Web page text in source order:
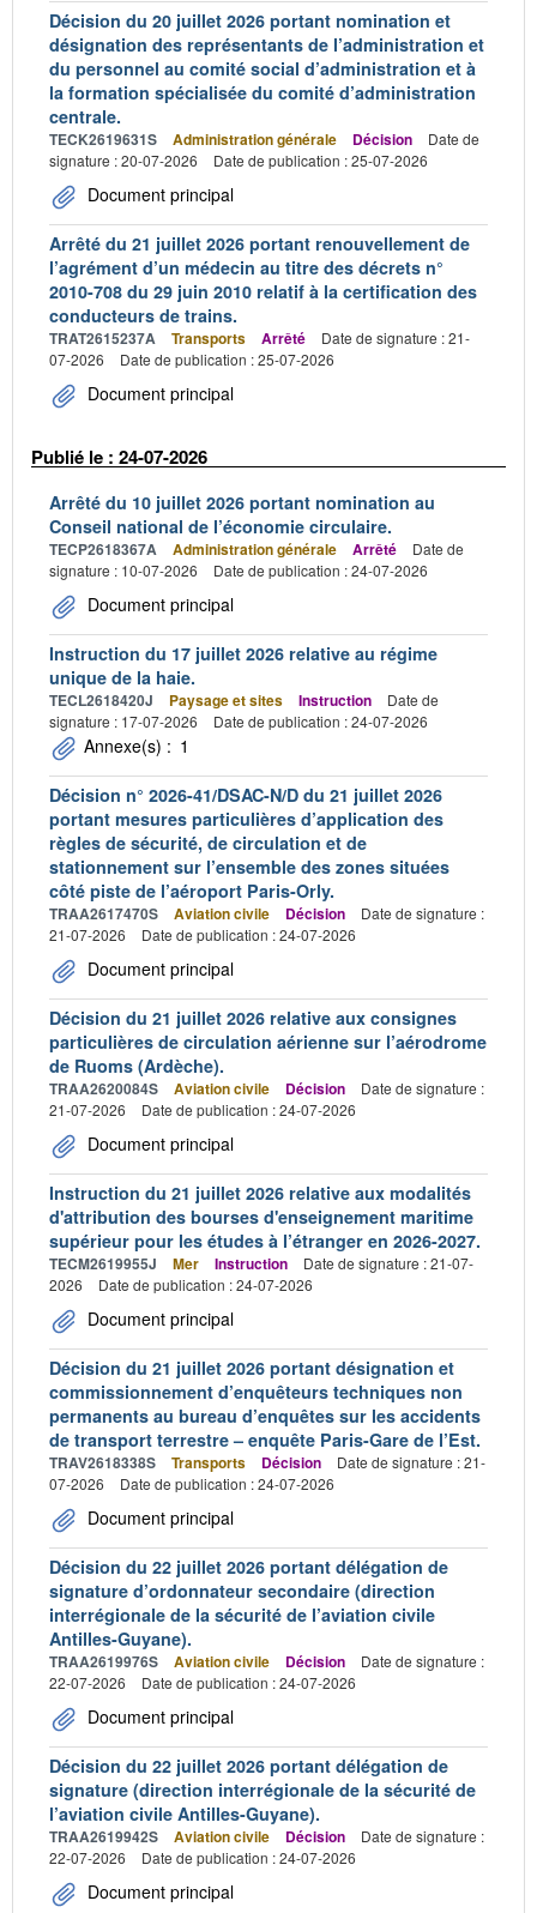
Décision du 20 juillet 2026 portant nomination et
désignation des représentants de l’administration et
du personnel au comité social d’administration et à
la formation spécialisée du comité d’administration
centrale.
TECK2619631S Administration générale Décision
Date de
signature : 20-07-2026
Date de publication : 25-07-2026
Document principal
Arrêté du 21 juillet 2026 portant renouvellement de
l’agrément d’un médecin au titre des décrets n°
2010-708 du 29 juin 2010 relatif à la certification des
conducteurs de trains.
TRAT2615237A Transports Arrêté
Date de signature : 21-
07-2026
Date de publication : 25-07-2026
Document principal
Publié le : 24-07-2026
Arrêté du 10 juillet 2026 portant nomination au
Conseil national de l’économie circulaire.
TECP2618367A Administration générale Arrêté
Date de
signature : 10-07-2026
Date de publication : 24-07-2026
Document principal
Instruction du 17 juillet 2026 relative au régime
unique de la haie.
TECL2618420J Paysage et sites Instruction
Date de
signature : 17-07-2026
Date de publication : 24-07-2026
Annexe(s) : 1
Décision n° 2026-41/DSAC-N/D du 21 juillet 2026
portant mesures particulières d’application des
règles de sécurité, de circulation et de
stationnement sur l’ensemble des zones situées
côté piste de l’aéroport Paris-Orly.
TRAA2617470S Aviation civile Décision
Date de signature :
21-07-2026
Date de publication : 24-07-2026
Document principal
Décision du 21 juillet 2026 relative aux consignes
particulières de circulation aérienne sur l’aérodrome
de Ruoms (Ardèche).
TRAA2620084S Aviation civile Décision
Date de signature :
21-07-2026
Date de publication : 24-07-2026
Document principal
Instruction du 21 juillet 2026 relative aux modalités
d'attribution des bourses d'enseignement maritime
supérieur pour les études à l’étranger en 2026-2027.
TECM2619955J Mer Instruction
Date de signature : 21-07-
2026
Date de publication : 24-07-2026
Document principal
Décision du 21 juillet 2026 portant désignation et
commissionnement d’enquêteurs techniques non
permanents au bureau d’enquêtes sur les accidents
de transport terrestre – enquête Paris-Gare de l’Est.
TRAV2618338S Transports Décision
Date de signature : 21-
07-2026
Date de publication : 24-07-2026
Document principal
Décision du 22 juillet 2026 portant délégation de
signature d’ordonnateur secondaire (direction
interrégionale de la sécurité de l’aviation civile
Antilles-Guyane).
TRAA2619976S Aviation civile Décision
Date de signature :
22-07-2026
Date de publication : 24-07-2026
Document principal
Décision du 22 juillet 2026 portant délégation de
signature (direction interrégionale de la sécurité de
l’aviation civile Antilles-Guyane).
TRAA2619942S Aviation civile Décision
Date de signature :
22-07-2026
Date de publication : 24-07-2026
Document principal